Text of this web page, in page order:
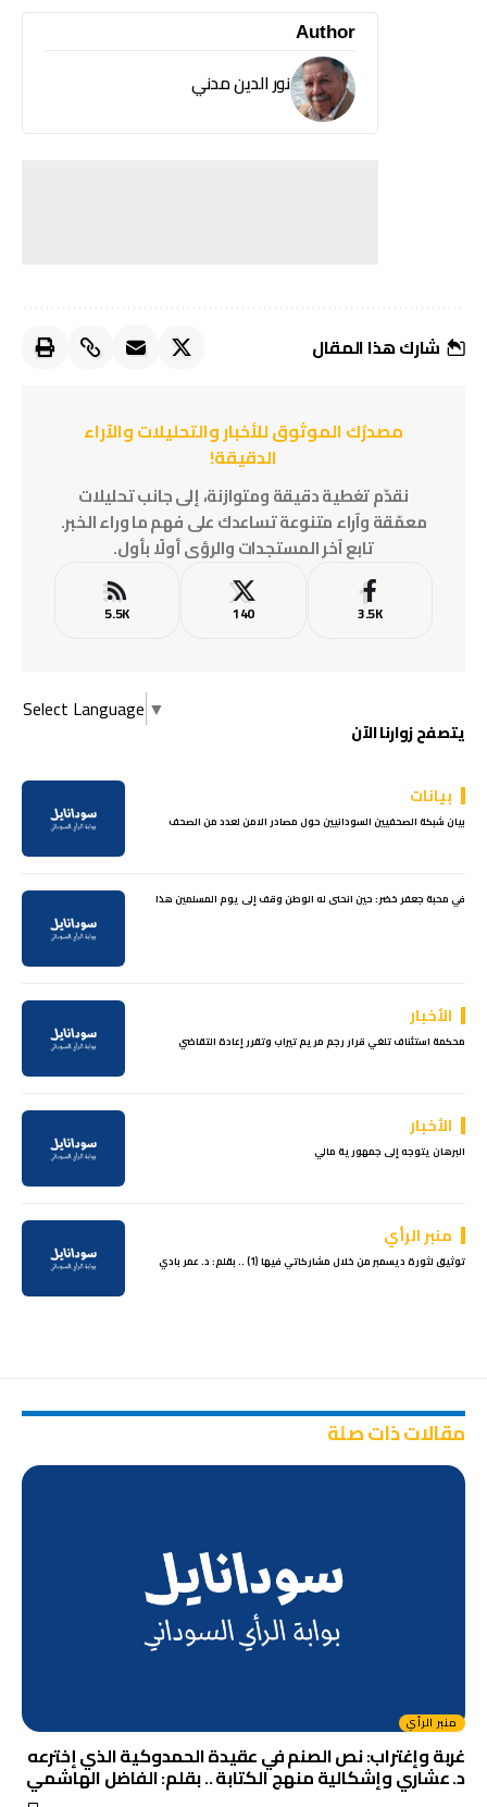
Author
نور الدين مدني
شارك هذا المقال
مصدرُك الموثوق للأخبار والتحليلات والآراء
الدقيقة!
نقدّم تغطية دقيقة ومتوازنة، إلى جانب تحليلات
معمّقة وآراء متنوعة تساعدك على فهم ما وراء الخبر.
تابع آخر المستجدات والرؤى أولًا بأول.
3.5K
140
5.5K
Select Language ▼
يتصفح زوارنا الآن
بيانات
بيان شبكة الصحفيين السودانيين حول مصادر الامن لعدد من الصحف
في محبة جعفر خضر: حين انحنى له الوطن وقف إلى يوم المسلمين هذا
الأخبار
محكمة استئناف تلغي قرار رجم مريم تيراب وتقرر إعادة التقاضي
الأخبار
البرهان يتوجه إلى جمهورية مالي
منبر الرأي
توثيق لثورة ديسمبر من خلال مشاركاتي فيها (1) .. بقلم: د. عمر بادي
مقالات ذات صلة
منبر الرأي
غربة وإغتراب: نص الصنم في عقيدة الحمدوكية الذي إخترعه
د. عشاري وإشكالية منهج الكتابة .. بقلم: الفاضل الهاشمي